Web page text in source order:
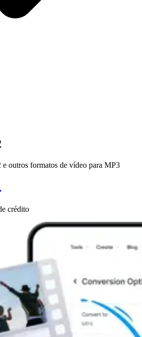
outros formatos de vídeo para MP3
crédito